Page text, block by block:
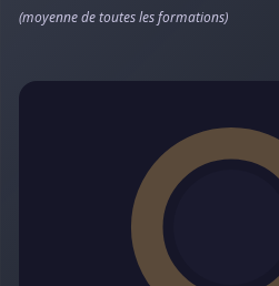
(moyenne de toutes les formations)